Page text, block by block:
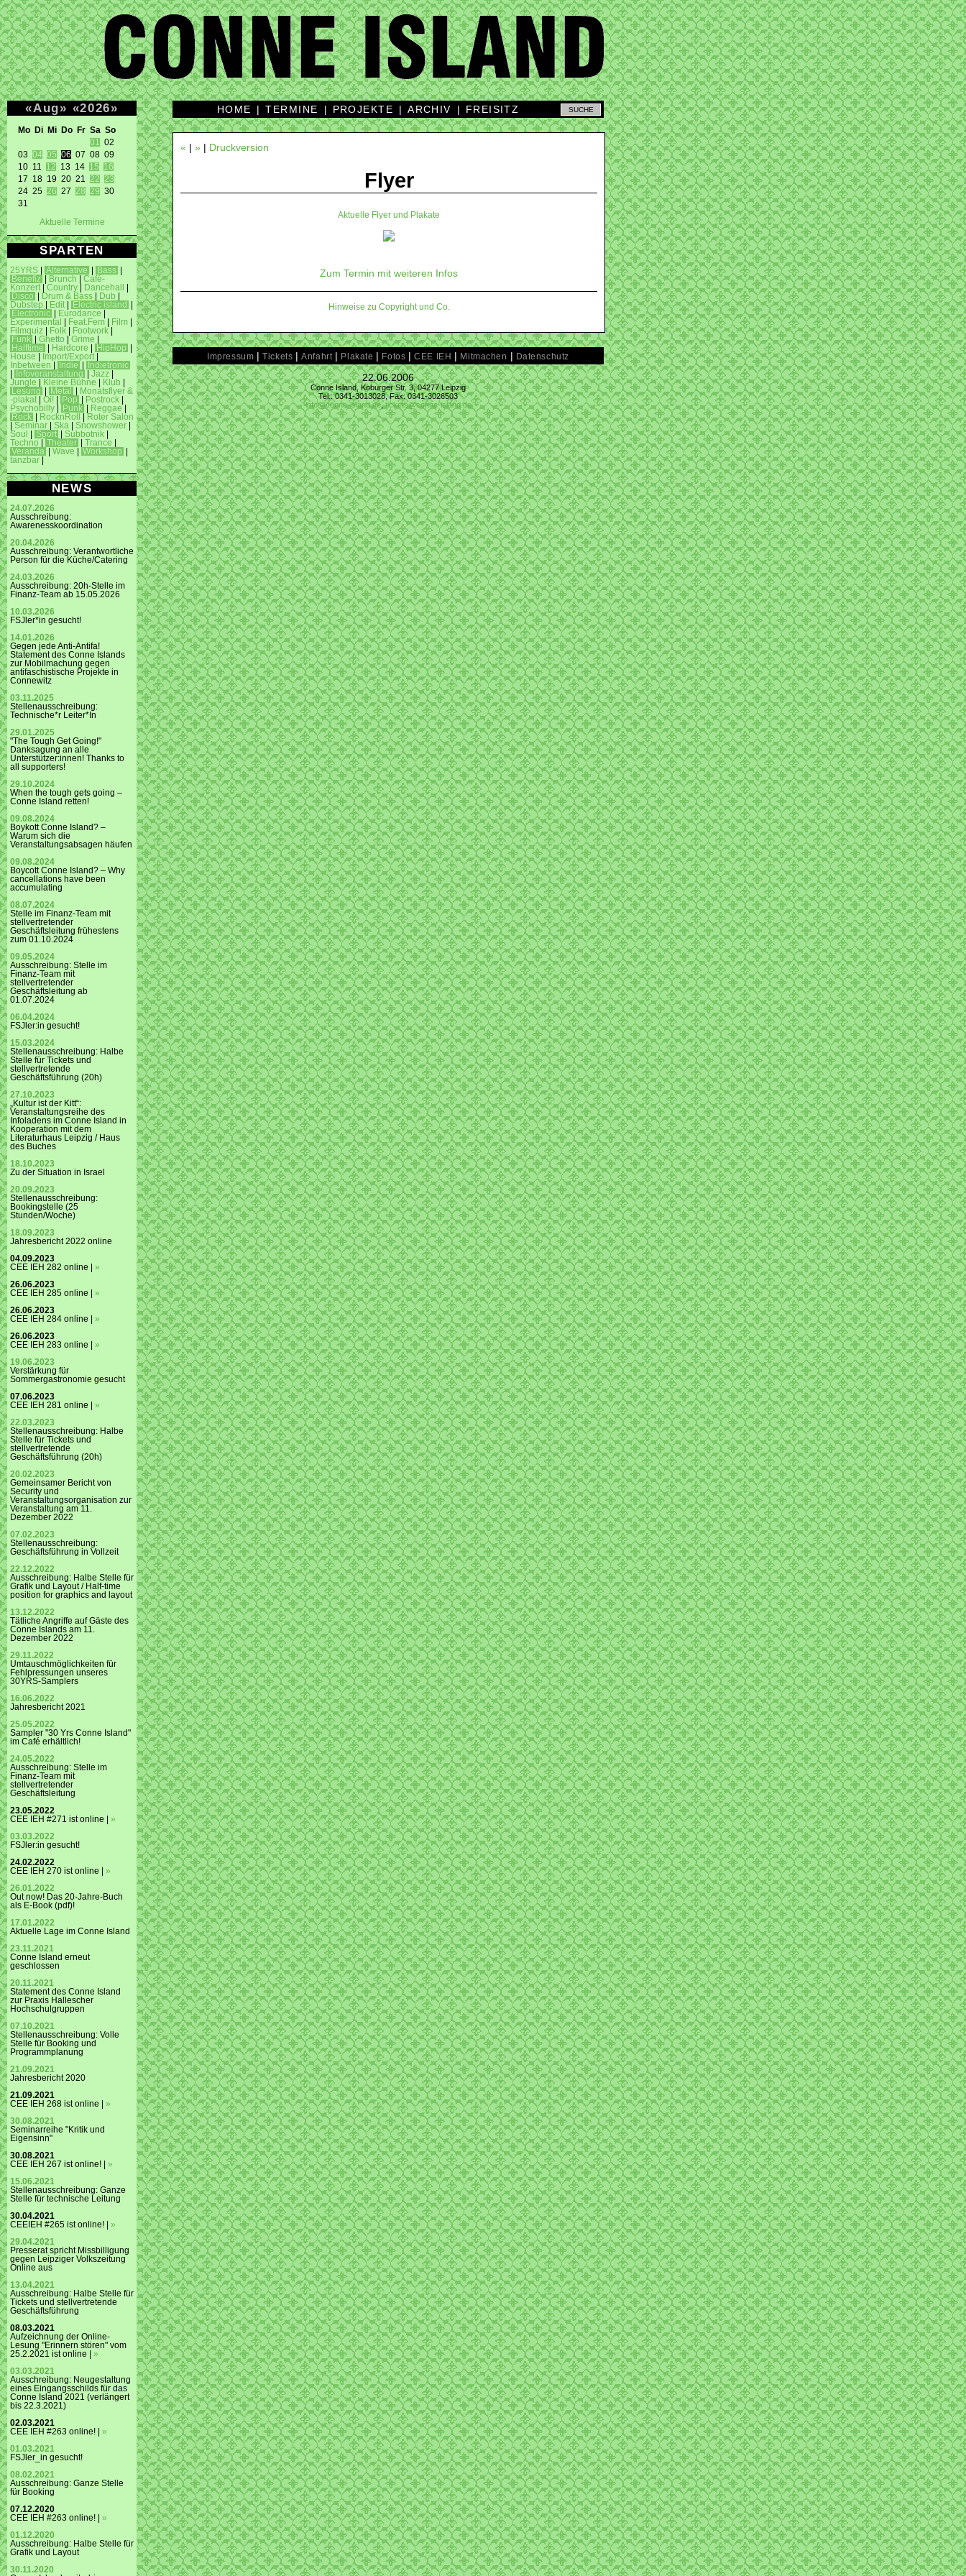
«Aug» «2026»
Mo Di Mi Do Fr Sa So
01
02
03 04 05 06 07 08 09
10 11 12 13 14 15
16
17 18 19 20 21 22
23
24 25 26 27 28 29 30
31
Aktuelle Termine
SPARTEN
25YRS Alternative Bass
Benefiz
Brunch
Café-
Konzert
Country Dancehall
Disco
Drum & Bass Dub
Dubstep
Edit Electric island
Electronic
Eurodance
Experimental
Feat.Fem Film
Filmquiz
Folk Footwork
Funk
Ghetto Grime
Halftime
Hardcore HipHop
House
Import/Export
Inbetween
Indie
Indietronic
Infoveranstaltung Jazz
Jungle
Kleine Bühne Klub
Lesung
Metal
Monatsflyer &
-plakat
Oi! Pop Postrock
Psychobilly
Punk Reggae
Rock
RocknRoll
Roter Salon
Seminar Ska Snowshower
Soul
Sport Subbotnik
Techno
Theater Trance
Veranda
Wave Workshop
tanzbar
NEWS
24.07.2026
Ausschreibung:
Awarenesskoordination
20.04.2026
Ausschreibung: Verantwortliche
Person für die Küche/Catering
24.03.2026
Ausschreibung: 20h-Stelle im
Finanz-Team ab 15.05.2026
10.03.2026
FSJler*in gesucht!
14.01.2026
Gegen jede Anti-Antifa!
Statement des Conne Islands
zur Mobilmachung gegen
antifaschistische Projekte in
Connewitz
03.11.2025
Stellenausschreibung:
Technische*r Leiter*In
29.01.2025
"The Tough Get Going!"
Danksagung an alle
Unterstützer:innen! Thanks to
all supporters!
29.10.2024
When the tough gets going –
Conne Island retten!
09.08.2024
Boykott Conne Island? –
Warum sich die
Veranstaltungsabsagen häufen
09.08.2024
Boycott Conne Island? – Why
cancellations have been
accumulating
08.07.2024
Stelle im Finanz-Team mit
stellvertretender
Geschäftsleitung frühestens
zum 01.10.2024
09.05.2024
Ausschreibung: Stelle im
Finanz-Team mit
stellvertretender
Geschäftsleitung ab
01.07.2024
06.04.2024
FSJler:in gesucht!
15.03.2024
Stellenausschreibung: Halbe
Stelle für Tickets und
stellvertretende
Geschäftsführung (20h)
27.10.2023
„Kultur ist der Kitt“:
Veranstaltungsreihe des
Infoladens im Conne Island in
Kooperation mit dem
Literaturhaus Leipzig / Haus
des Buches
18.10.2023
Zu der Situation in Israel
20.09.2023
Stellenausschreibung:
Bookingstelle (25
Stunden/Woche)
18.09.2023
Jahresbericht 2022 online
04.09.2023
CEE IEH 282 online | »
26.06.2023
CEE IEH 285 online | »
26.06.2023
CEE IEH 284 online | »
26.06.2023
CEE IEH 283 online | »
19.06.2023
Verstärkung für
Sommergastronomie gesucht
07.06.2023
CEE IEH 281 online | »
22.03.2023
Stellenausschreibung: Halbe
Stelle für Tickets und
stellvertretende
Geschäftsführung (20h)
20.02.2023
Gemeinsamer Bericht von
Security und
Veranstaltungsorganisation zur
Veranstaltung am 11.
Dezember 2022
07.02.2023
Stellenausschreibung:
Geschäftsführung in Vollzeit
22.12.2022
Ausschreibung: Halbe Stelle für
Grafik und Layout / Half-time
position for graphics and layout
13.12.2022
Tätliche Angriffe auf Gäste des
Conne Islands am 11.
Dezember 2022
29.11.2022
Umtauschmöglichkeiten für
Fehlpressungen unseres
30YRS-Samplers
16.06.2022
Jahresbericht 2021
25.05.2022
Sampler "30 Yrs Conne Island"
im Café erhältlich!
24.05.2022
Ausschreibung: Stelle im
Finanz-Team mit
stellvertretender
Geschäftsleitung
23.05.2022
CEE IEH #271 ist online | »
03.03.2022
FSJler:in gesucht!
24.02.2022
CEE IEH 270 ist online | »
26.01.2022
Out now! Das 20-Jahre-Buch
als E-Book (pdf)!
17.01.2022
Aktuelle Lage im Conne Island
23.11.2021
Conne Island erneut
geschlossen
20.11.2021
Statement des Conne Island
zur Praxis Hallescher
Hochschulgruppen
07.10.2021
Stellenausschreibung: Volle
Stelle für Booking und
Programmplanung
21.09.2021
Jahresbericht 2020
21.09.2021
CEE IEH 268 ist online | »
30.08.2021
Seminarreihe "Kritik und
Eigensinn"
30.08.2021
CEE IEH 267 ist online! | »
15.06.2021
Stellenausschreibung: Ganze
Stelle für technische Leitung
30.04.2021
CEEIEH #265 ist online! | »
29.04.2021
Presserat spricht Missbilligung
gegen Leipziger Volkszeitung
Online aus
13.04.2021
Ausschreibung: Halbe Stelle für
Tickets und stellvertretende
Geschäftsführung
08.03.2021
Aufzeichnung der Online-
Lesung "Erinnern stören" vom
25.2.2021 ist online | »
03.03.2021
Ausschreibung: Neugestaltung
eines Eingangsschilds für das
Conne Island 2021 (verlängert
bis 22.3.2021)
02.03.2021
CEE IEH #263 online! | »
01.03.2021
FSJler_in gesucht!
08.02.2021
Ausschreibung: Ganze Stelle
für Booking
07.12.2020
CEE IEH #263 online! | »
01.12.2020
Ausschreibung: Halbe Stelle für
Grafik und Layout
30.11.2020
HOME |TERMINE | PROJEKTE |ARCHIV | FREISITZ
« | » | Druckversion
Flyer
Aktuelle Flyer und Plakate
Zum Termin mit weiteren Infos
Hinweise zu Copyright und Co.
Impressum |Tickets |Anfahrt | Plakate | Fotos |CEE IEH | Mitmachen | Datenschutz
22.06.2006
Conne Island, Koburger Str. 3, 04277 Leipzig
Tel.: 0341-3013028, Fax: 0341-3026503
info@conne-island.de,tickets@conne-island.de